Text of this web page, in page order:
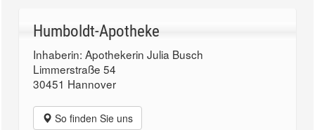
Humboldt-Apotheke
Inhaberin: Apothekerin Julia Busch
Limmerstraße 54
30451 Hannover
So finden Sie uns